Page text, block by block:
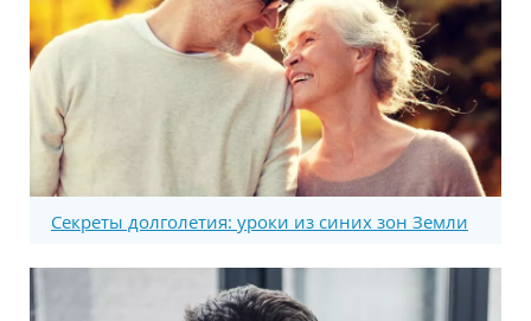
Секреты долголетия: уроки из синих зон Земли